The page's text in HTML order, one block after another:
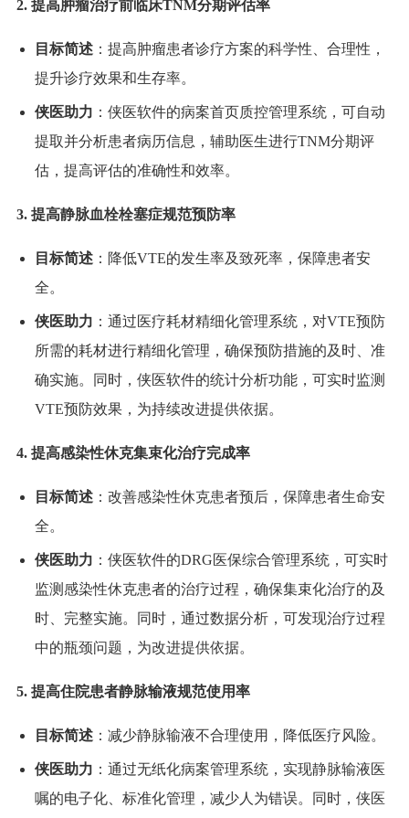
2. 提高肿瘤治疗前临床TNM分期评估率
目标简述 ：提高肿瘤患者诊疗方案的科学性、合理性，
提升诊疗效果和生存率。
侠医助力 ：侠医软件的病案首页质控管理系统，可自动
提取并分析患者病历信息，辅助医生进行TNM分期评
估，提高评估的准确性和效率。
3. 提高静脉血栓栓塞症规范预防率
目标简述 ：降低VTE的发生率及致死率，保障患者安
全。
侠医助力 ：通过医疗耗材精细化管理系统，对VTE预防
所需的耗材进行精细化管理，确保预防措施的及时、准
确实施。同时，侠医软件的统计分析功能，可实时监测
VTE预防效果，为持续改进提供依据。
4. 提高感染性休克集束化治疗完成率
目标简述 ：改善感染性休克患者预后，保障患者生命安
全。
侠医助力 ：侠医软件的DRG医保综合管理系统，可实时
监测感染性休克患者的治疗过程，确保集束化治疗的及
时、完整实施。同时，通过数据分析，可发现治疗过程
中的瓶颈问题，为改进提供依据。
5. 提高住院患者静脉输液规范使用率
目标简述 ：减少静脉输液不合理使用，降低医疗风险。
侠医助力 ：通过无纸化病案管理系统，实现静脉输液医
嘱的电子化、标准化管理，减少人为错误。同时，侠医